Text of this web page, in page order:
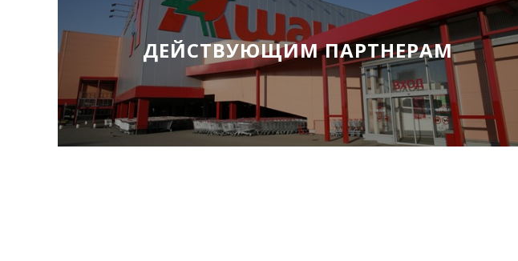
ДЕЙСТВУЮЩИМ ПАРТНЕРАМ